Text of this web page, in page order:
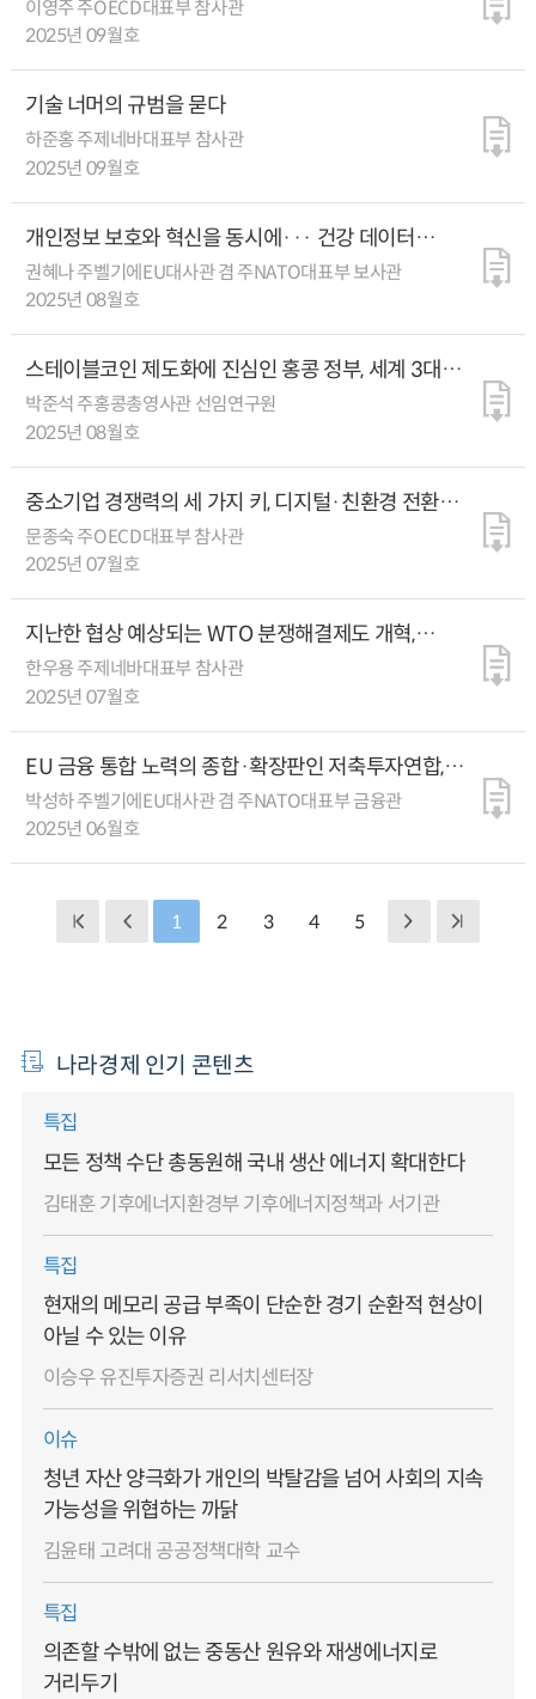
이영주 주OECD대표부 참사관
2025년 09월호
기술 너머의 규범을 묻다
하준홍 주제네바대표부 참사관
2025년 09월호
개인정보 보호와 혁신을 동시에··· 건강 데이터
활용의 새 길 연 EU
권혜나 주벨기에EU대사관 겸 주NATO대표부 보사관
2025년 08월호
스테이블코인 제도화에 진심인 홍콩 정부, 세계 3대
금융중심지 지위 굳히기에 나서다
박준석 주홍콩총영사관 선임연구원
2025년 08월호
중소기업 경쟁력의 세 가지 키, 디지털·친환경 전환과
에너지 효율화
문종숙 주OECD대표부 참사관
2025년 07월호
지난한 협상 예상되는 WTO 분쟁해결제도 개혁,
쟁점은?
한우용 주제네바대표부 참사관
2025년 07월호
EU 금융 통합 노력의 종합·확장판인 저축투자연합,
투자자 보호 강화 등이 과제
박성하 주벨기에EU대사관 겸 주NATO대표부 금융관
2025년 06월호
1 2 3 4 5
나라경제 인기 콘텐츠
특집
모든 정책 수단 총동원해 국내 생산 에너지 확대한다
김태훈 기후에너지환경부 기후에너지정책과 서기관
특집
현재의 메모리 공급 부족이 단순한 경기 순환적 현상이
아닐 수 있는 이유
이승우 유진투자증권 리서치센터장
이슈
청년 자산 양극화가 개인의 박탈감을 넘어 사회의 지속
가능성을 위협하는 까닭
김윤태 고려대 공공정책대학 교수
특집
의존할 수밖에 없는 중동산 원유와 재생에너지로
거리두기